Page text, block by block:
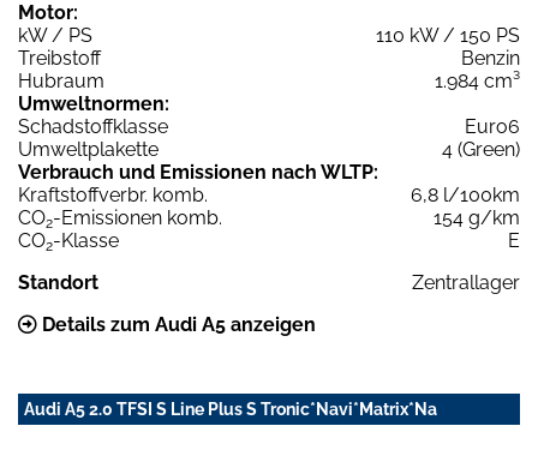
Motor:
kW / PS
110 kW / 150 PS
Treibstoff
Benzin
Hubraum
1.984 cm³
Umweltnormen:
Schadstoffklasse
Euro6
Umweltplakette
4 (Green)
Verbrauch und Emissionen nach WLTP:
Kraftstoffverbr. komb.
6,8 l/100km
CO2-Emissionen komb.
154 g/km
CO2-Klasse
E
Standort
Zentrallager
Details zum Audi A5 anzeigen
Audi A5 2.0 TFSI S Line Plus S Tronic*Navi*Matrix*Na